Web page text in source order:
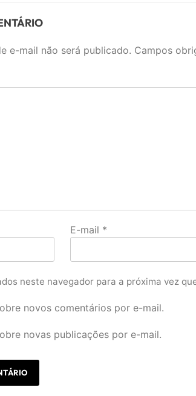
e-mail não será publicado. Campos
E-mail *
neste navegador para a próxima vez
novos comentários por e-mail.
novas publicações por e-mail.